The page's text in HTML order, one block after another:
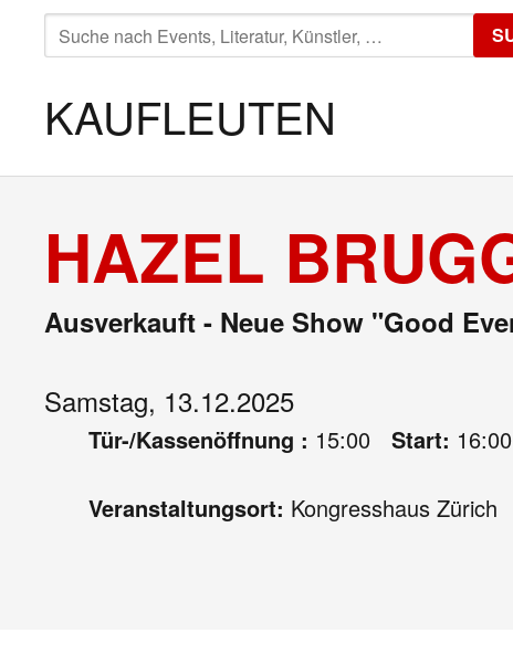
SUCHE
NACH:
KAUFLEUTEN
HAZEL
Ausverkauft - Neue Show "Good
Samstag, 13.12.2025
Tür-/Kassenöffnung : 15:00 Start: 16:00
Veranstaltungsort: Kongresshaus Zürich